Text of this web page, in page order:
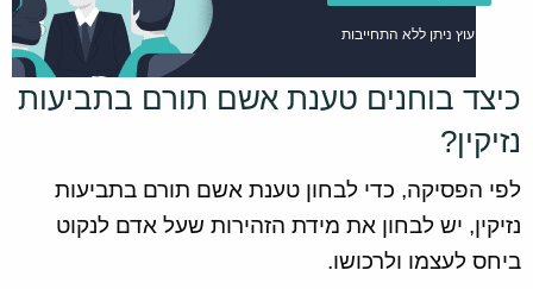
הייעוץ ניתן ללא התחייבות
כיצד בוחנים טענת אשם תורם בתביעות
נזיקין?
לפי הפסיקה, כדי לבחון טענת אשם תורם בתביעות
נזיקין, יש לבחון את מידת הזהירות שעל אדם לנקוט
ביחס לעצמו ולרכושו.